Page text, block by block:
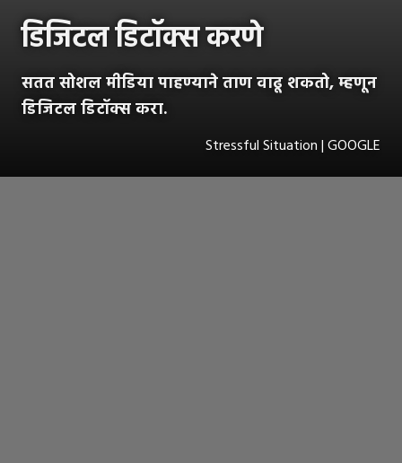
डिजिटल डिटॉक्स करणे
सतत सोशल मीडिया पाहण्याने ताण वाढू शकतो, म्हणून
डिजिटल डिटॉक्स करा.
Stressful Situation | GOOGLE